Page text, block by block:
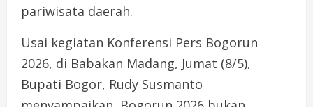
pariwisata daerah.
Usai kegiatan Konferensi Pers Bogorun
2026, di Babakan Madang, Jumat (8/5),
Bupati Bogor, Rudy Susmanto